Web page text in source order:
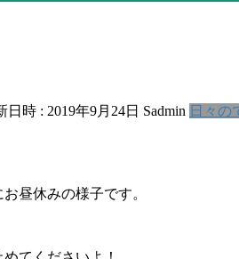
日時 : 2019年9月24日 Sadmin 日々の
昼休みの様子です。